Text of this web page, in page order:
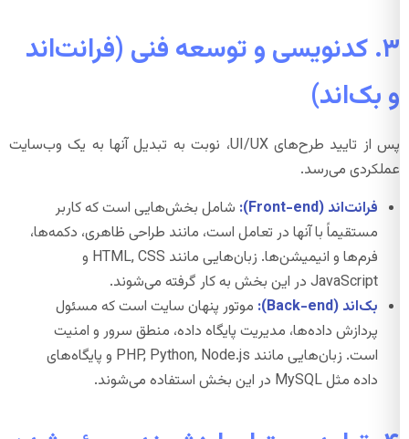
۳. کدنویسی و توسعه فنی (فرانت‌اند
و بک‌اند)
پس از تایید طرح‌های UI/UX، نوبت به تبدیل آنها به یک وب‌سایت
عملکردی می‌رسد.
فرانت‌اند (Front-end):
شامل بخش‌هایی است که کاربر
مستقیماً با آنها در تعامل است، مانند طراحی ظاهری، دکمه‌ها،
فرم‌ها و انیمیشن‌ها. زبان‌هایی مانند HTML, CSS و
JavaScript در این بخش به کار گرفته می‌شوند.
بک‌اند (Back-end):
موتور پنهان سایت است که مسئول
پردازش داده‌ها، مدیریت پایگاه داده، منطق سرور و امنیت
است. زبان‌هایی مانند PHP, Python, Node.js و پایگاه‌های
داده مثل MySQL در این بخش استفاده می‌شوند.